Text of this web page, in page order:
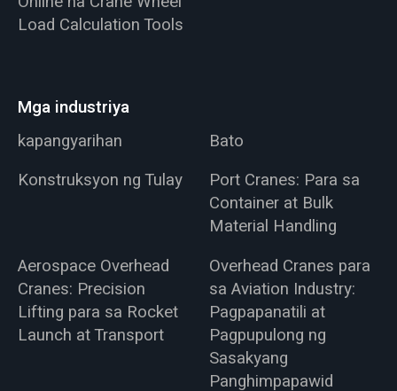
Load Calculation Tools
Mga industriya
kapangyarihan
Bato
Konstruksyon ng Tulay
Port Cranes: Para sa
Container at Bulk
Material Handling
Aerospace Overhead
Cranes: Precision
Lifting para sa Rocket
Launch at Transport
Overhead Cranes para
sa Aviation Industry:
Pagpapanatili at
Pagpupulong ng
Sasakyang
Panghimpapawid